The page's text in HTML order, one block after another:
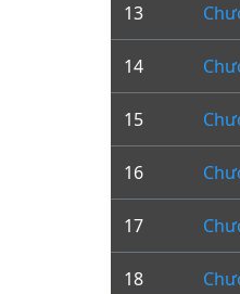
13
14
15
16
17
18